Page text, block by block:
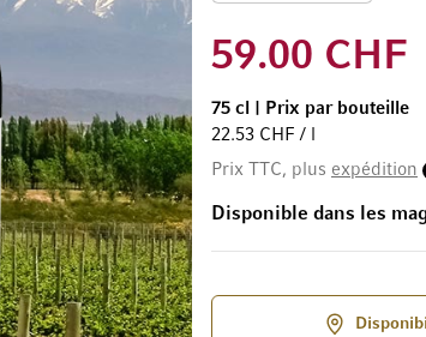
59.00 CHF
75 cl
Prix par bouteille
22.53 CHF / l
Prix TTC, plus expédition
Disponible dans les
Passer au début de la Galerie d’images